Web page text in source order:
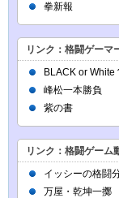
拳新報
リンク：格闘ゲーマ
BLACK or White
峰松一本勝負
紫の書
リンク：格闘ゲーム
イッシーの格闘
万屋・乾坤一擲